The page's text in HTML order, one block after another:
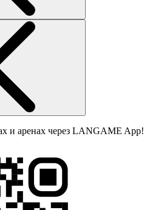
и аренах через LANGAME App!